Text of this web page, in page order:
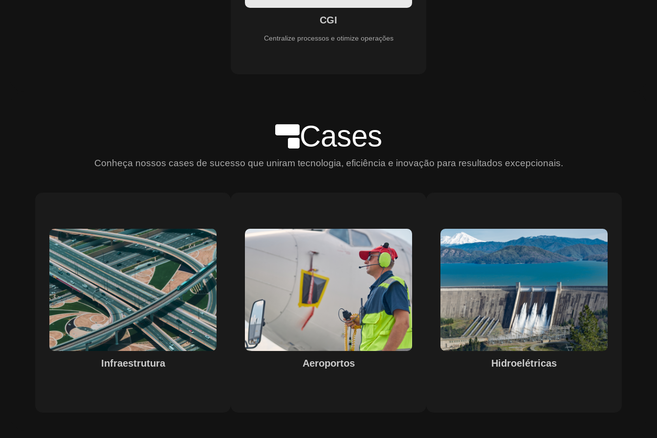
CGI
Centralize processos e otimize operações
Cases
Conheça nossos cases de sucesso que uniram tecnologia, eficiência e inovação para resultados excepcionais.
Infraestrutura
Sobre o Case Infraestrutura
A parceria no gerenciamento de infraestruturas urbanas
destacou a capacidade da SETE em personalizar
soluções tecnológicas para gestão pública. Com o apoio
do Regente e ferramentas de geoprocessamento,
sistemas foram desenvolvidos para o gerenciamento de
pavimentações, áreas verdes e redes de drenagem,
permitindo maior eficiência, controle e precisão na
execução das operações.
Aeroportos
Sobre o Case Aeroportos
A parceria entre SECURITY, EPS, Juiz de Fora e SETE,
com o suporte do Maestro, trouxe soluções inovadoras
para o sucesso na gestão e operação de aeroportos. A
implementação de tecnologias avançadas garantiu
eficiência e excelência nos resultados, com destaque
para o controle de acesso, limpeza e conservação,
segurança e otimização de processos operacionais. A
digitalização e automação de processos internos
proporcionaram agilidade e precisão nas operações.
Hidroelétricas
Sobre o Case Hidroelétricas
A parceria entre a EPS e a SETE, com o suporte do
Maestro, otimizou o controle de pessoal, documentação
e evidências de processos nas operações de
hidrelétricas. A centralização das informações e a
automação de processos garantiram uma gestão
integrada e eficiente, alinhada às necessidades do setor.
A solução proporcionou maior visibilidade, conformidade
legal e agilidade na gestão de recursos humanos e
operações, promovendo um ambiente de trabalho mais
estruturado e funcional.